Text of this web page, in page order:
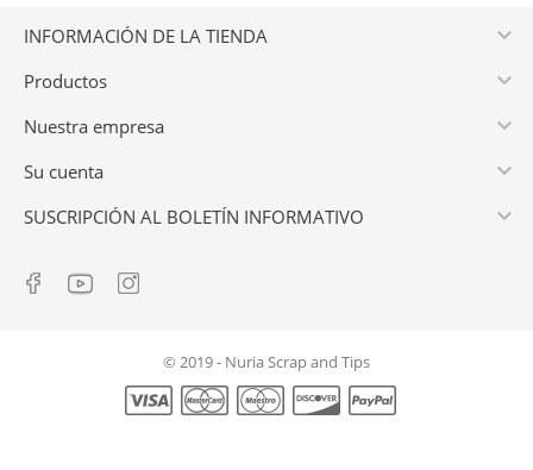
INFORMACIÓN DE LA TIENDA 
Productos 
Nuestra empresa 
Su cuenta 
SUSCRIPCIÓN AL BOLETÍN INFORMATIVO 
© 2019 - Nuria Scrap and Tips